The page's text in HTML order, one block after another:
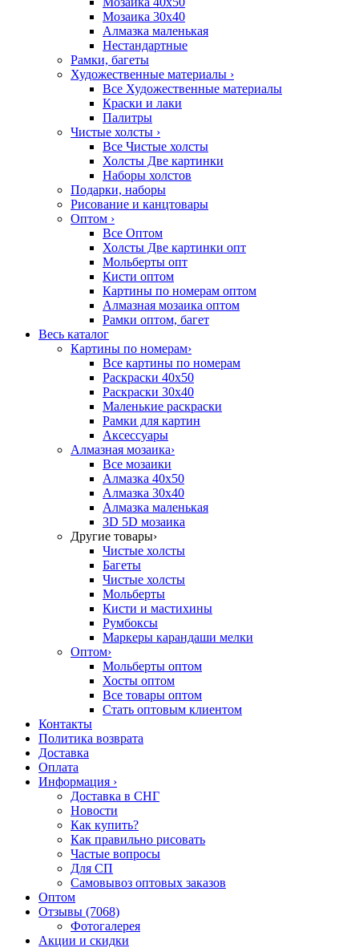
Мозаика 30x40
Алмазка маленькая
Нестандартные
Рамки, багеты
Художественные материалы ›
Все Художественные материалы
Краски и лаки
Палитры
Чистые холсты ›
Все Чистые холсты
Холсты Две картинки
Наборы холстов
Подарки, наборы
Рисование и канцтовары
Оптом ›
Все Оптом
Холсты Две картинки опт
Мольберты опт
Кисти оптом
Картины по номерам оптом
Алмазная мозаика оптом
Рамки оптом, багет
Весь каталог
Картины по номерам›
Все картины по номерам
Раскраски 40х50
Раскраски 30х40
Маленькие раскраски
Рамки для картин
Аксессуары
Алмазная мозаика›
Все мозаики
Алмазка 40х50
Алмазка 30х40
Алмазка маленькая
3D 5D мозаика
Другие товары›
Чистые холсты
Багеты
Чистые холсты
Мольберты
Кисти и мастихины
Румбоксы
Маркеры карандаши мелки
Оптом›
Мольберты оптом
Хосты оптом
Все товары оптом
Стать оптовым клиентом
Контакты
Политика возврата
Доставка
Оплата
Информация ›
Доставка в СНГ
Новости
Как купить?
Как правильно рисовать
Частые вопросы
Для СП
Самовывоз оптовых заказов
Оптом
Отзывы (7068)
Фотогалерея
Акции и скидки